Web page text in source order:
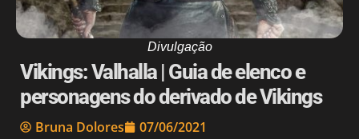
Divulgação
Vikings: Valhalla | Guia de elenco e
personagens do derivado de Vikings
Bruna Dolores 07/06/2021